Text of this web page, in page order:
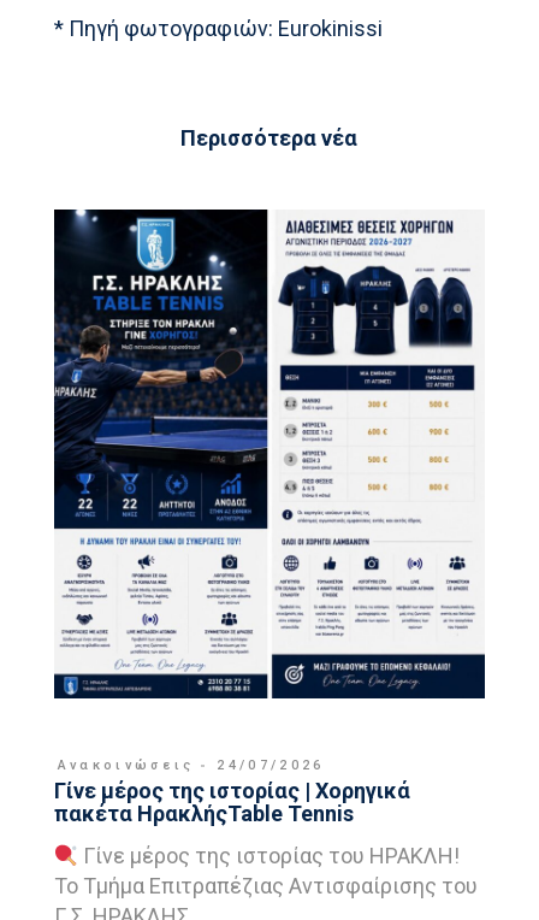
* Πηγή φωτογραφιών: Eurokinissi
Περισσότερα νέα
Ανακοινώσεις 24/07/2026
Γίνε μέρος της ιστορίας | Χορηγικά
πακέτα ΗρακλήςTable Tennis
Γίνε μέρος της ιστορίας του ΗΡΑΚΛΗ!
Το Τμήμα Επιτραπέζιας Αντισφαίρισης του